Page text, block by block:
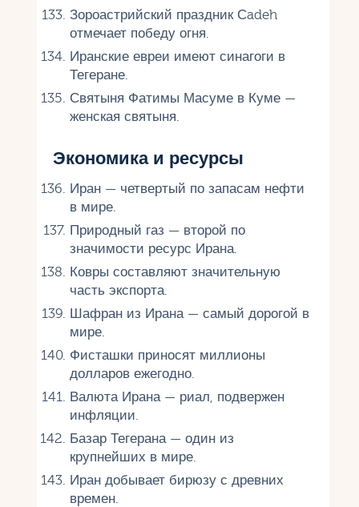
Зороастрийский праздник Сadeh
отмечает победу огня.
Иранские евреи имеют синагоги в
Тегеране.
Святыня Фатимы Масуме в Куме —
женская святыня.
Экономика и ресурсы
Иран — четвертый по запасам нефти
в мире.
Природный газ — второй по
значимости ресурс Ирана.
Ковры составляют значительную
часть экспорта.
Шафран из Ирана — самый дорогой в
мире.
Фисташки приносят миллионы
долларов ежегодно.
Валюта Ирана — риал, подвержен
инфляции.
Базар Тегерана — один из
крупнейших в мире.
Иран добывает бирюзу с древних
времен.